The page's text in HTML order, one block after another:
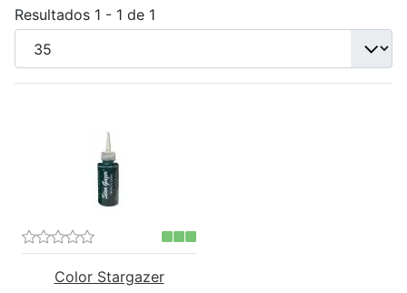
Resultados 1 - 1 de 1
Color Stargazer